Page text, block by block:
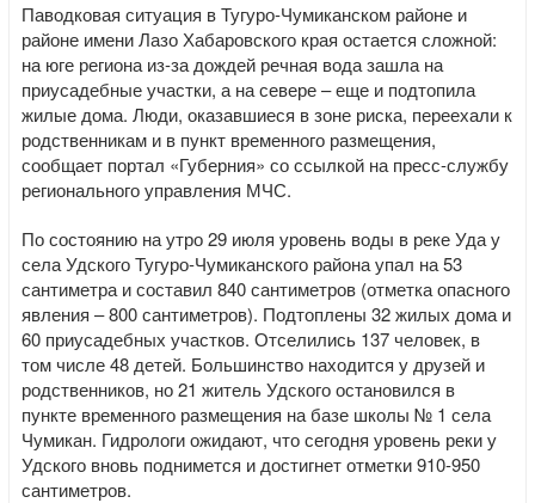
Паводковая ситуация в Тугуро-Чумиканском районе и
районе имени Лазо Хабаровского края остается сложной:
на юге региона из-за дождей речная вода зашла на
приусадебные участки, а на севере – еще и подтопила
жилые дома. Люди, оказавшиеся в зоне риска, переехали к
родственникам и в пункт временного размещения,
сообщает портал «Губерния» со ссылкой на пресс-службу
регионального управления МЧС.
По состоянию на утро 29 июля уровень воды в реке Уда у
села Удского Тугуро-Чумиканского района упал на 53
сантиметра и составил 840 сантиметров (отметка опасного
явления – 800 сантиметров). Подтоплены 32 жилых дома и
60 приусадебных участков. Отселились 137 человек, в
том числе 48 детей. Большинство находится у друзей и
родственников, но 21 житель Удского остановился в
пункте временного размещения на базе школы № 1 села
Чумикан. Гидрологи ожидают, что сегодня уровень реки у
Удского вновь поднимется и достигнет отметки 910-950
сантиметров.